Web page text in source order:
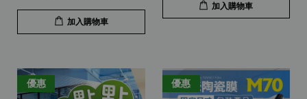
加入購物車
加入購物車
優惠 優惠